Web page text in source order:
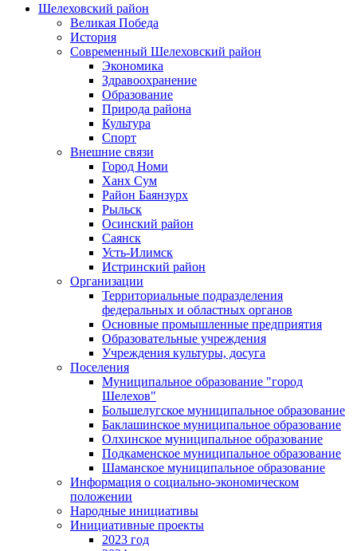
Шелеховский район
Великая Победа
История
Современный Шелеховский район
Экономика
Здравоохранение
Образование
Природа района
Культура
Спорт
Внешние связи
Город Номи
Ханх Сум
Район Баянзурх
Рыльск
Осинский район
Саянск
Усть-Илимск
Истринский район
Организации
Территориальные подразделения
федеральных и областных органов
Основные промышленные предприятия
Образовательные учреждения
Учреждения культуры, досуга
Поселения
Муниципальное образование "город
Шелехов"
Большелугское муниципальное образование
Баклашинское муниципальное образование
Олхинское муниципальное образование
Подкаменское муниципальное образование
Шаманское муниципальное образование
Информация о социально-экономическом
положении
Народные инициативы
Инициативные проекты
2023 год